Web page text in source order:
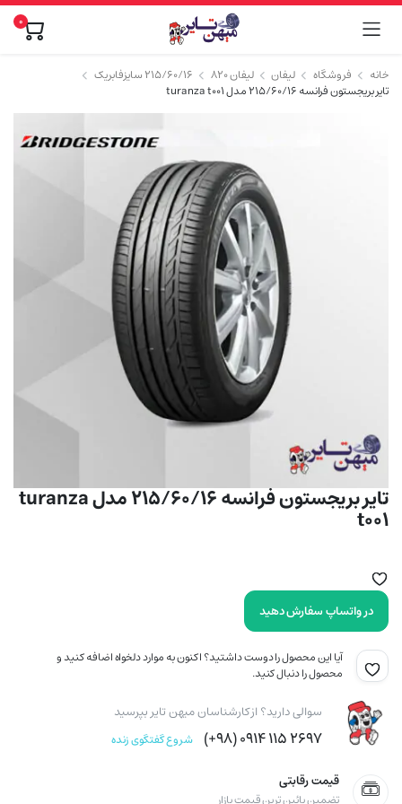
0
خانه فروشگاه لیفان لیفان ۸۲۰
۲۱۵/۶۰/۱۶ سایزفابریک
تایر بریجستون فرانسه 215/60/16 مدل turanza t001
تایر بریجستون فرانسه 215/60/16 مدل turanza
t001
در واتساپ سفارش دهید
آیا این محصول را دوست داشتید؟ اکنون به موارد دلخواه اضافه کنید و
محصول را دنبال کنید.
سوالی دارید؟ از کارشناسان میهن تایر بپرسید
۲۶۹۷ ۱۱۵ ۰۹۱۴ (۹۸+) شروع گفتگوی زنده
قیمت رقابتی
تضمین پائین ترین قیمت بازار